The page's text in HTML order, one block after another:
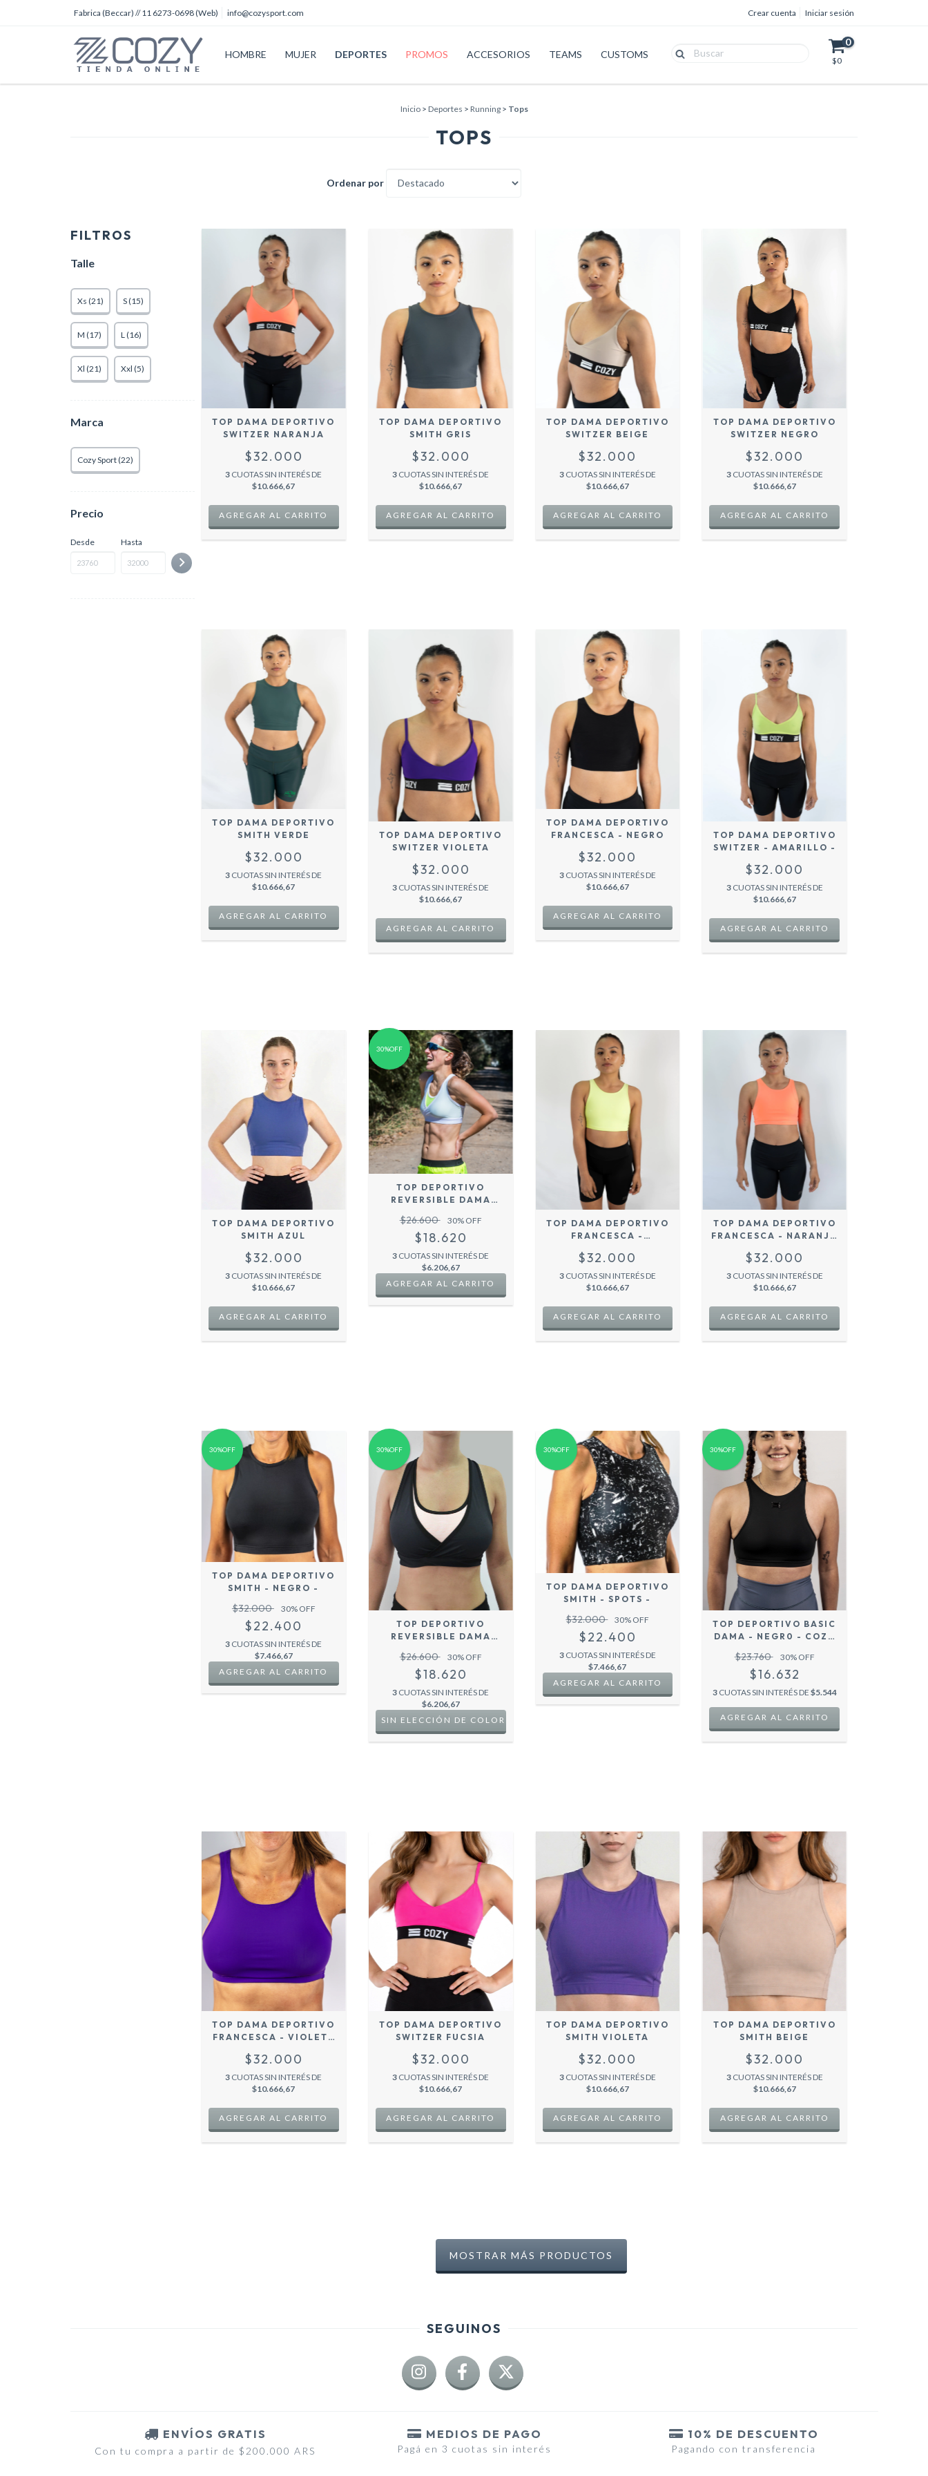
Fabrica (Beccar) // 11 6273-0698 (Web) info@cozysport.com Crear cuenta Iniciar sesión
HOMBRE MUJER DEPORTES PROMOS ACCESORIOS TEAMS CUSTOMS
0
$0
Inicio > Deportes > Running > Tops
TOPS
Ordenar por
FILTROS
Talle
Xs (21) S (15)
M (17) L (16)
Xl (21) Xxl (5)
Marca
Cozy Sport (22)
Precio
Desde Hasta
TOP DAMA DEPORTIVO
SWITZER NARANJA
$32.000
3 CUOTAS SIN INTERÉS DE
$10.666,67
AGREGAR AL CARRITO
TOP DAMA DEPORTIVO
SMITH GRIS
$32.000
3 CUOTAS SIN INTERÉS DE
$10.666,67
AGREGAR AL CARRITO
TOP DAMA DEPORTIVO
SWITZER BEIGE
$32.000
3 CUOTAS SIN INTERÉS DE
$10.666,67
AGREGAR AL CARRITO
TOP DAMA DEPORTIVO
SWITZER NEGRO
$32.000
3 CUOTAS SIN INTERÉS DE
$10.666,67
AGREGAR AL CARRITO
TOP DAMA DEPORTIVO
SMITH VERDE
$32.000
3 CUOTAS SIN INTERÉS DE
$10.666,67
AGREGAR AL CARRITO
TOP DAMA DEPORTIVO
SWITZER VIOLETA
$32.000
3 CUOTAS SIN INTERÉS DE
$10.666,67
AGREGAR AL CARRITO
TOP DAMA DEPORTIVO
FRANCESCA - NEGRO
$32.000
3 CUOTAS SIN INTERÉS DE
$10.666,67
AGREGAR AL CARRITO
TOP DAMA DEPORTIVO
SWITZER - AMARILLO -
$32.000
3 CUOTAS SIN INTERÉS DE
$10.666,67
AGREGAR AL CARRITO
TOP DAMA DEPORTIVO
SMITH AZUL
$32.000
3 CUOTAS SIN INTERÉS DE
$10.666,67
AGREGAR AL CARRITO
30%OFF
TOP DEPORTIVO
REVERSIBLE DAMA
$26.600 30% OFF
$18.620
3 CUOTAS SIN INTERÉS DE
$6.206,67
AGREGAR AL CARRITO
TOP DAMA DEPORTIVO
FRANCESCA -
$32.000
3 CUOTAS SIN INTERÉS DE
$10.666,67
AGREGAR AL CARRITO
TOP DAMA DEPORTIVO
FRANCESCA - NARANJA
$32.000
3 CUOTAS SIN INTERÉS DE
$10.666,67
AGREGAR AL CARRITO
30%OFF
TOP DAMA DEPORTIVO
SMITH - NEGRO -
$32.000 30% OFF
$22.400
3 CUOTAS SIN INTERÉS DE
$7.466,67
AGREGAR AL CARRITO
30%OFF
TOP DEPORTIVO
REVERSIBLE DAMA
$26.600 30% OFF
$18.620
3 CUOTAS SIN INTERÉS DE
$6.206,67
SIN ELECCIÓN DE COLOR
30%OFF
TOP DAMA DEPORTIVO
SMITH - SPOTS -
$32.000 30% OFF
$22.400
3 CUOTAS SIN INTERÉS DE
$7.466,67
AGREGAR AL CARRITO
30%OFF
TOP DEPORTIVO BASIC
DAMA - NEGR0 - COZY
$23.760 30% OFF
$16.632
3 CUOTAS SIN INTERÉS DE $5.544
AGREGAR AL CARRITO
TOP DAMA DEPORTIVO
FRANCESCA - VIOLETA
$32.000
3 CUOTAS SIN INTERÉS DE
$10.666,67
AGREGAR AL CARRITO
TOP DAMA DEPORTIVO
SWITZER FUCSIA
$32.000
3 CUOTAS SIN INTERÉS DE
$10.666,67
AGREGAR AL CARRITO
TOP DAMA DEPORTIVO
SMITH VIOLETA
$32.000
3 CUOTAS SIN INTERÉS DE
$10.666,67
AGREGAR AL CARRITO
TOP DAMA DEPORTIVO
SMITH BEIGE
$32.000
3 CUOTAS SIN INTERÉS DE
$10.666,67
AGREGAR AL CARRITO
MOSTRAR MÁS PRODUCTOS
SEGUINOS
ENVÍOS GRATIS
Con tu compra a partir de $200.000 ARS
MEDIOS DE PAGO
Pagá en 3 cuotas sin interés
10% DE DESCUENTO
Pagando con transferencia